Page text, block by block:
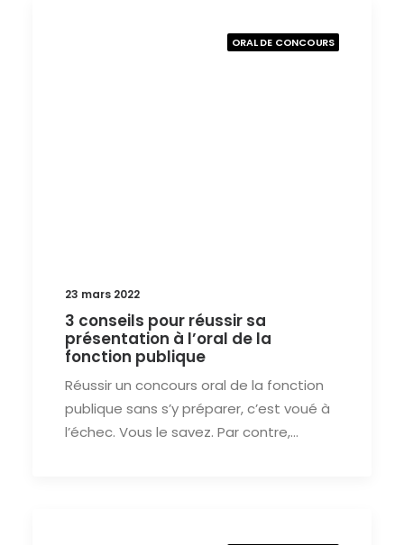
ORAL DE CONCOURS
23 mars 2022
3 conseils pour réussir sa
présentation à l’oral de la
fonction publique
Réussir un concours oral de la fonction
publique sans s’y préparer, c’est voué à
l’échec. Vous le savez. Par contre,…